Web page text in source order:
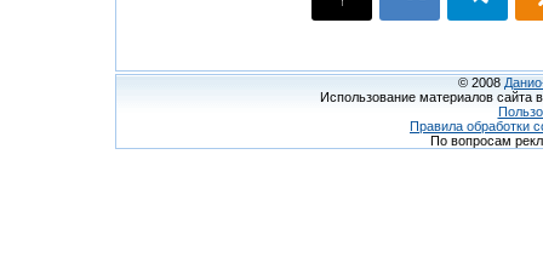
© 2008
Использование материалов сайта
Правила обработки
По вопросам